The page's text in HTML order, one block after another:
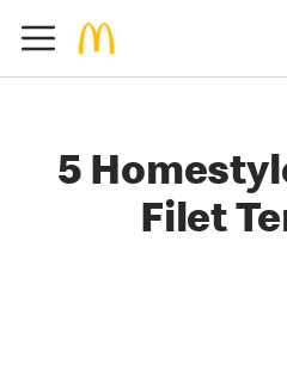
5
Filet